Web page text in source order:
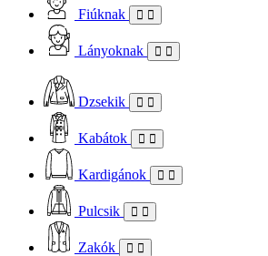
Fiúknak
Lányoknak
Dzsekik
Kabátok
Kardigánok
Pulcsik
Zakók